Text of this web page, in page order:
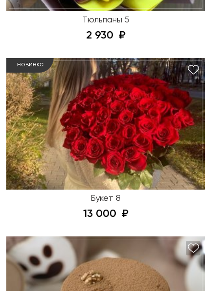
Тюльпаны 5
2 930
новинка
Букет 8
13 000